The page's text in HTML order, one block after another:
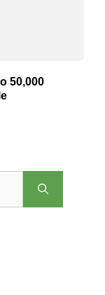
50,000